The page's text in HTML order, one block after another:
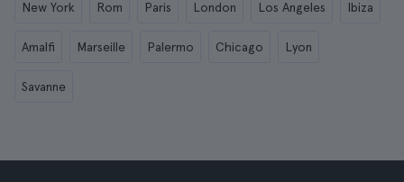
New York Rom Paris London Los Angeles Ibiza
Amalfi Marseille Palermo Chicago Lyon
Savanne